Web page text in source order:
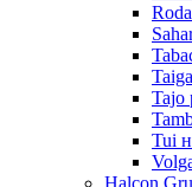
Taiga
Tajo
Tui
Halcon